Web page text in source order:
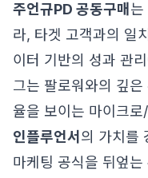
주언규PD 공동구매 는
라, 타겟 고객과의 일
이터 기반의 성과 관
그는 팔로워와의 깊
율을 보이는 마이크
인플루언서 의 가치를
마케팅 공식을 뒤엎는